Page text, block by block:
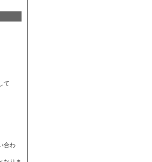
て
合わ